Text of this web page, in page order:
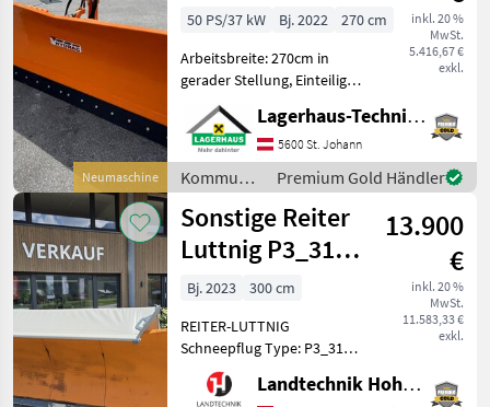
Neumaschine
inkl. 20 %
MwSt.
5.416,67 €
exkl.
50 PS/37 kW Bj. 2022
270 cm
Arbeitsbreite: 270cm in
gerader Stellung, Einteiliges
Schild mit
überlastsicherung, hydr.
Schwenkbar, 3- Punkt
Anbau, Schwenkbereich
+-30°, mit Schockventil,
lagernd
Lagerhaus-Technik St. Johann
5600 St. Johann
Kommunalgeräte
/ Hydrac
Premium Gold Händler
Sonstige Reiter
Luttnig P3_3103
(26120)
13.900
€
inkl. 20 %
MwSt.
11.583,33 €
exkl.
Bj. 2023
300 cm
REITER-LUTTNIG
Schneepflug Type: P3_3101
Hochsteigender
Schneepflug mit 3
Landtechnik Hohenwarter GmbH